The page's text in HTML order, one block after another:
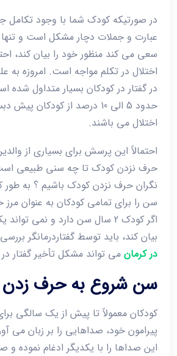
در صورتیکه کودک شما با وجود تکامل
عبارت و جملات دچار مشکل است و
سعی می کند منظور خود را بیان کند،
اختلال در تکلم مواجه است. امروزه به
در گفتار در کودکان بسیار متداول شده
حدود 5 الی 10 درصد از کودکان
اختلال می باشند.
احتمالاً این پرسش برای بسیاری از
حرف نزدن کودک تا چه سنی طبیعی
نگران حرف نزدن کودک باشیم ؟ به
سن را برای تمامی کودکان به عنوان مرز
اگر کودک 2 سال سن دارد و نمی
بیان کند، باید توسط گفتاردرمانگر
در کرمان می تواند مشکل تأخیر گفتار
سن شروع به حرف
کودکان معمولاً تا پیش از یک سالگی برای
پیرامون خود، صداهایی را بر زبان می
این صداها را با یکدیگر ادغام نموده